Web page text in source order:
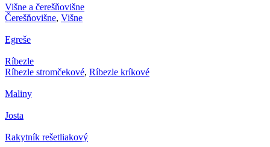
Višne a čerešňovišne
Čerešňovišne, Višne
Egreše
Ríbezle
Ríbezle stromčekové, Ríbezle kríkové
Maliny
Josta
Rakytník rešetliakový